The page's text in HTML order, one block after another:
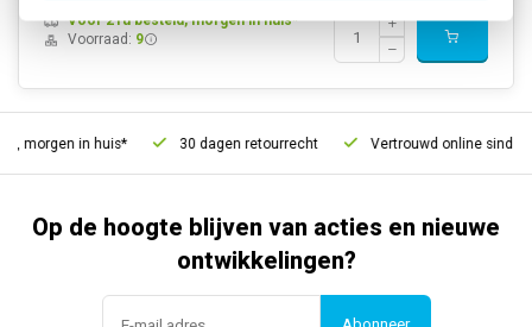
Voor 21u besteld, morgen in huis*
Voorraad: 9
morgen in huis* 30 dagen retourrecht Vertrouwd online sinds
Op de hoogte blijven van acties en nieuwe
ontwikkelingen?